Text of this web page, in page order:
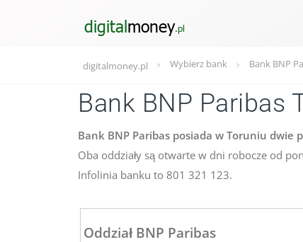
digitalmoney.pl Wybierz bank Bank BNP
Bank BNP Paribas
Bank BNP Paribas posiada w Toruniu dwie
Oba oddziały są otwarte w dni robocze od
Infolinia banku to 801 321 123.
Oddział BNP Paribas